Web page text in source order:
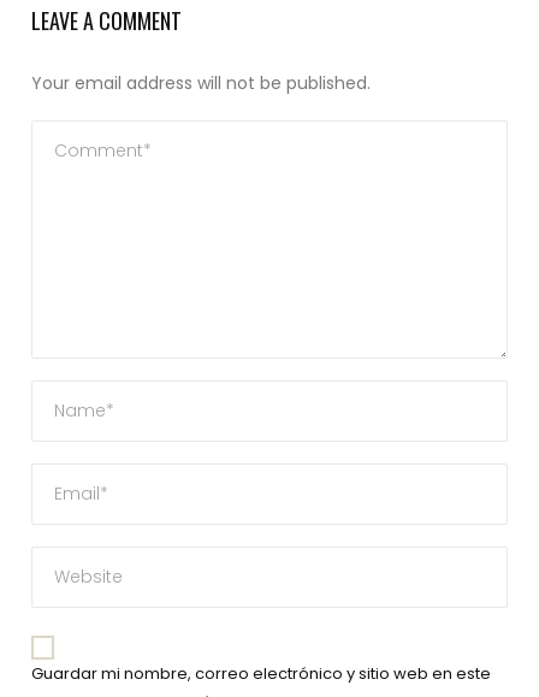
LEAVE A COMMENT
Your email address will not be published.
Guardar mi nombre, correo electrónico y sitio web en este